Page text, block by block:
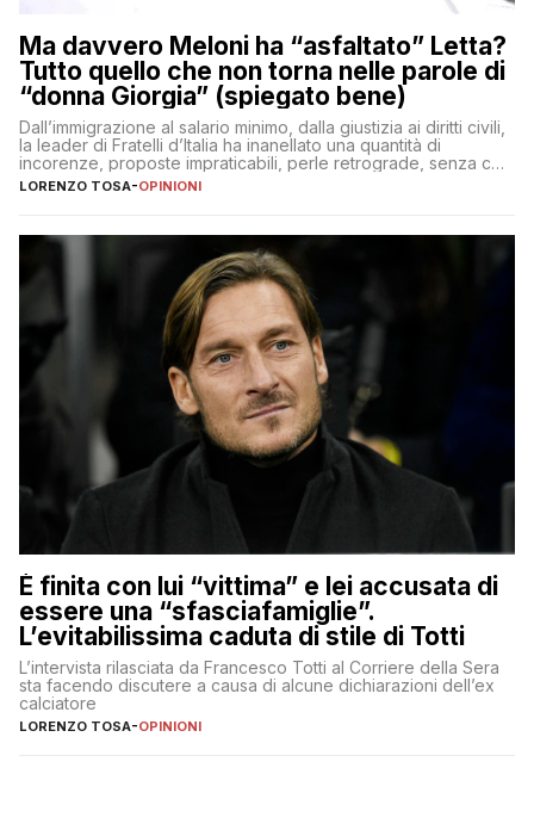
Ma davvero Meloni ha “asfaltato” Letta?
Tutto quello che non torna nelle parole di
“donna Giorgia” (spiegato bene)
Dall’immigrazione al salario minimo, dalla giustizia ai diritti civili,
la leader di Fratelli d’Italia ha inanellato una quantità di
incorenze, proposte impraticabili, perle retrograde, senza che
nessuno – a destra come a sinistra – glielo abbia fatto notare
LORENZO TOSA-OPINIONI
È finita con lui “vittima” e lei accusata di
essere una “sfasciafamiglie”.
L’evitabilissima caduta di stile di Totti
L’intervista rilasciata da Francesco Totti al Corriere della Sera
sta facendo discutere a causa di alcune dichiarazioni dell’ex
calciatore
LORENZO TOSA-OPINIONI